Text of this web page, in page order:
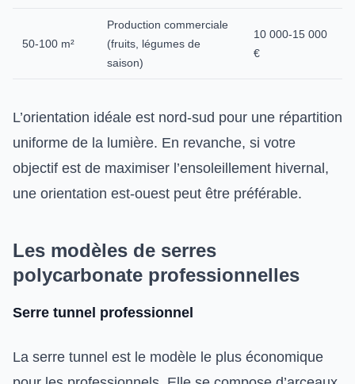
50-100 m²
Production commerciale
(fruits, légumes de
saison)
10 000-15 000
€
L’orientation idéale est nord-sud pour une répartition
uniforme de la lumière. En revanche, si votre
objectif est de maximiser l’ensoleillement hivernal,
une orientation est-ouest peut être préférable.
Les modèles de serres
polycarbonate professionnelles
Serre tunnel professionnel
La serre tunnel est le modèle le plus économique